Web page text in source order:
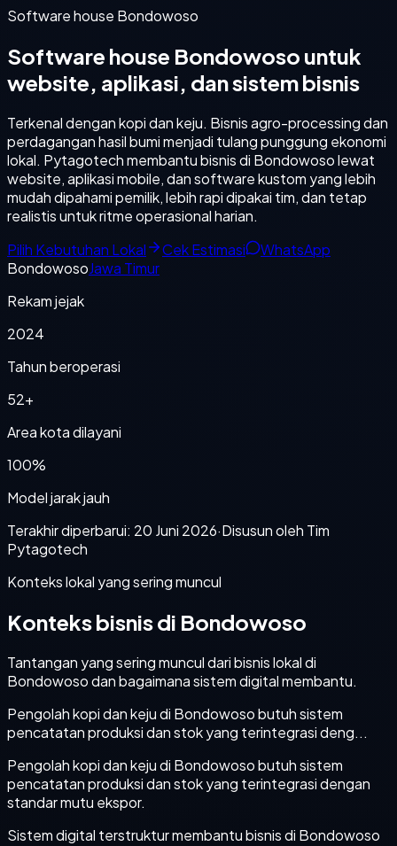
Software house Bondowoso
Software house Bondowoso untuk
website, aplikasi, dan sistem bisnis
Terkenal dengan kopi dan keju. Bisnis agro-processing dan
perdagangan hasil bumi menjadi tulang punggung ekonomi
lokal. Pytagotech membantu bisnis di Bondowoso lewat
website, aplikasi mobile, dan software kustom yang lebih
mudah dipahami pemilik, lebih rapi dipakai tim, dan tetap
realistis untuk ritme operasional harian.
Pilih Kebutuhan Lokal
Cek Estimasi
WhatsApp
BondowosoJawa Timur
Rekam jejak
2024
Tahun beroperasi
52+
Area kota dilayani
100%
Model jarak jauh
Terakhir diperbarui: 20 Juni 2026·Disusun oleh Tim
Pytagotech
Konteks lokal yang sering muncul
Konteks bisnis di Bondowoso
Tantangan yang sering muncul dari bisnis lokal di
Bondowoso dan bagaimana sistem digital membantu.
Pengolah kopi dan keju di Bondowoso butuh sistem
pencatatan produksi dan stok yang terintegrasi deng...
Pengolah kopi dan keju di Bondowoso butuh sistem
pencatatan produksi dan stok yang terintegrasi dengan
standar mutu ekspor.
Sistem digital terstruktur membantu bisnis di Bondowoso